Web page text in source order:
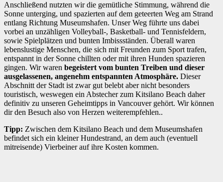
Anschließend nutzten wir die gemütliche Stimmung, während die
Sonne unterging, und spazierten auf dem geteerten Weg am Strand
entlang Richtung Museumshafen. Unser Weg führte uns dabei
vorbei an unzähligen Volleyball-, Basketball- und Tennisfeldern,
sowie Spielplätzen und bunten Imbissständen. Überall waren
lebenslustige Menschen, die sich mit Freunden zum Sport trafen,
entspannt in der Sonne chillten oder mit ihren Hunden spazieren
gingen. Wir waren begeistert vom bunten Treiben und dieser
ausgelassenen, angenehm entspannten Atmosphäre. Dieser
Abschnitt der Stadt ist zwar gut belebt aber nicht besonders
touristisch, weswegen ein Abstecher zum Kitsilano Beach daher
definitiv zu unseren Geheimtipps in Vancouver gehört. Wir können
dir den Besuch also von Herzen weiterempfehlen..
Tipp: Zwischen dem Kitsilano Beach und dem Museumshafen
befindet sich ein kleiner Hundestrand, an dem auch (eventuell
mitreisende) Vierbeiner auf ihre Kosten kommen.